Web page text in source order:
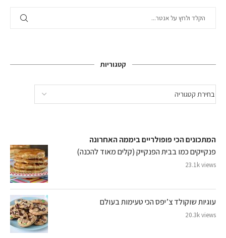
קטגוריות
המתכונים הכי פופולריים ביממה האחרונה
פנקייקים כמו בבית הפנקייק (קלים מאוד להכנה)
23.1k views
עוגיות שוקולד צ’יפס הכי טעימות בעולם
20.3k views